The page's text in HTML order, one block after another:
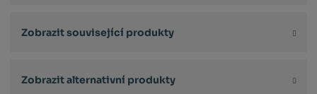
Zobrazit související produkty
Zobrazit alternativní produkty